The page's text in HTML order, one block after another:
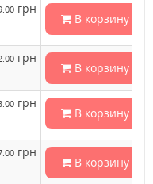
грн
В корзину
грн
В корзину
грн
В корзину
грн
В корзину